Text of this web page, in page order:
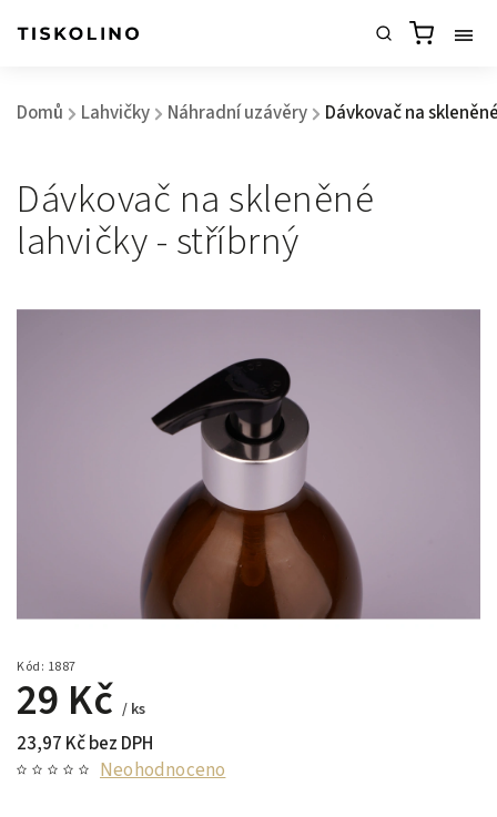
Domů / Lahvičky / Náhradní uzávěry / Dávkovač na
Dávkovač na skleněné
lahvičky - stříbrný
Kód: 1887
29 Kč / ks
23,97 Kč bez DPH
Neohodnoceno